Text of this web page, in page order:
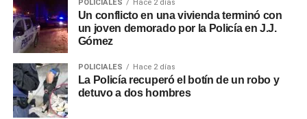
POLICIALES Hace 2 días
Un conflicto en una vivienda terminó con
un joven demorado por la Policía en J.J.
Gómez
POLICIALES Hace 2 días
La Policía recuperó el botín de un robo y
detuvo a dos hombres